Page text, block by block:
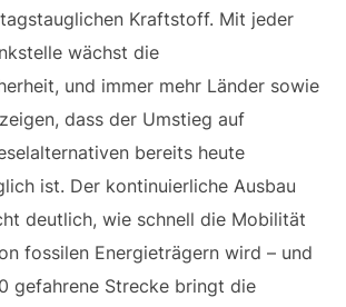
Kraftstoff. Mit jeder
wächst die
und immer mehr Länder sowie
dass der Umstieg auf
bereits heute
ist. Der kontinuierliche Ausbau
deutlich, wie schnell die Mobilität
fossilen Energieträgern wird – und
gefahrene Strecke bringt die